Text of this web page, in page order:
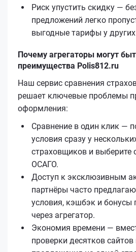
Риск упустить скидку —
предложений легко
выгодные тарифы у
Почему агрегаторы могут
преимущества Polis812.ru
Наш сервис сравнения
решает ключевые проблемы
оформления:
Сравнение в один клик —
условия сразу у
страховщиков и выберите
ОСАГО.
Доступ к эксклюзивным
партнёры часто
условия, кэшбэк и бонусы
через агрегатор.
Экономия времени —
проверки десятков